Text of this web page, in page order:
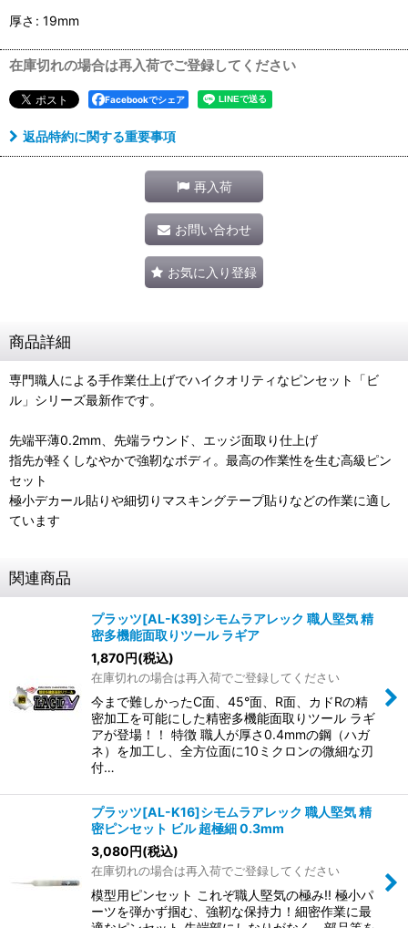
厚さ : 19mm
在庫切れの場合は再入荷でご登録してください
Facebookでシェア
返品特約に関する重要事項
再入荷
お問い合わせ
お気に入り登録
商品詳細
専門職人による手作業仕上げでハイクオリティなピンセット「ビ
ル」シリーズ最新作です。
先端平薄0.2mm、先端ラウンド、エッジ面取り仕上げ
指先が軽くしなやかで強靭なボディ。最高の作業性を生む高級ピン
セット
極小デカール貼りや細切りマスキングテープ貼りなどの作業に適し
ています
関連商品
プラッツ[AL-K39]シモムラアレック 職人堅気 精
密多機能面取りツール ラギア
1,870円(税込)
在庫切れの場合は再入荷でご登録してください
今まで難しかったC面、45°面、R面、カドRの精
密加工を可能にした精密多機能面取りツール ラギ
アが登場！！ 特徴 職人が厚さ0.4mmの鋼（ハガ
ネ）を加工し、全方位面に10ミクロンの微細な刃
付…
プラッツ[AL-K16]シモムラアレック 職人堅気 精
密ピンセット ビル 超極細 0.3mm
3,080円(税込)
在庫切れの場合は再入荷でご登録してください
模型用ピンセット これぞ職人堅気の極み!! 極小パ
ーツを弾かず掴む、強靭な保持力！細密作業に最